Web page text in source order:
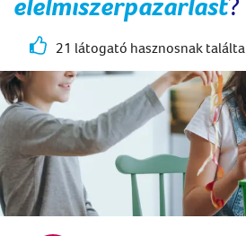
21 látogató hasznosnak találta